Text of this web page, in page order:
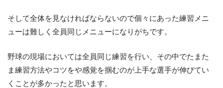
そして全体を見なければならないので個々にあった練習メニ
ューは難しく全員同じメニューになりがちです。
野球の現場においては全員同じ練習を行い、その中でたまた
ま練習方法やコツをや感覚を掴むのが上手な選手が伸びてい
くことが多かったと思います。